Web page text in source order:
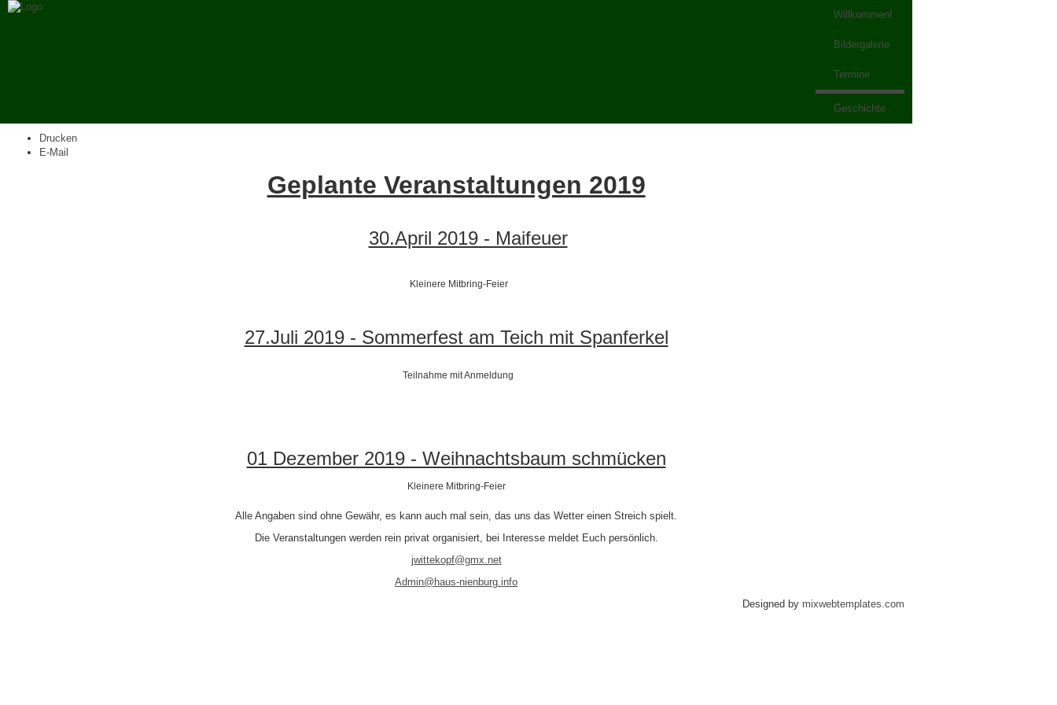
Willkommen!
Bildergalerie
Termine
Geschichte
Drucken
E-Mail
Geplante Veranstaltungen 2019
30.April 2019 - Maifeuer
Kleinere Mitbring-Feier
27.Juli 2019 - Sommerfest am Teich mit Spanferkel
Teilnahme mit Anmeldung
01 Dezember 2019 - Weihnachtsbaum schmücken
Kleinere Mitbring-Feier
Alle Angaben sind ohne Gewähr, es kann auch mal sein, das uns das Wetter einen Streich spielt.
Die Veranstaltungen werden rein privat organisiert, bei Interesse meldet Euch persönlich.
jwittekopf@gmx.net
Admin@haus-nienburg.info
Designed by mixwebtemplates.com